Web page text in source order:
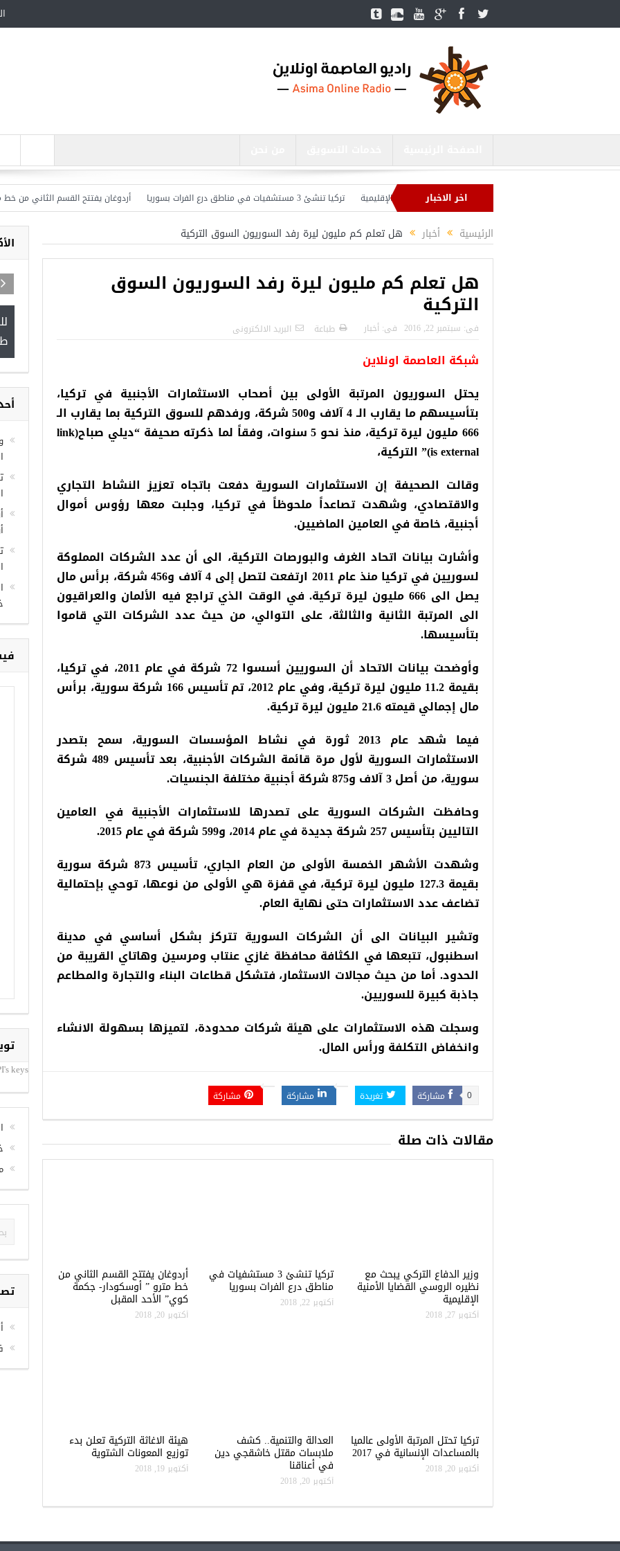
اخر الاخبار
الدفاع التركي يبحث مع نظيره الروسي القضايا الأمنية الإقليمية تركيا تنشئ 3 مستشفيات في مناطق درع الفرات بسوريا
أردوغان يفتتح القسم الثاني من خط مترو
بصدد إنهاء الاستعدادات لشنّ عملية جديدة في سوريا.. وأردوغان يحذّر
الرئيسية أخبار هل تعلم كم مليون ليرة رفد السوريون السوق التركية
هل تعلم كم مليون ليرة رفد السوريون السوق
التركية
فى: سبتمبر 22, 2016 فى: أخبار طباعة البريد الالكترونى
شبكة العاصمة اونلاين
يحتل السوريون المرتبة الأولى بين أصحاب الاستثمارات الأجنبية في تركيا،
بتأسيسهم ما يقارب الـ 4 آلاف و500 شركة، ورفدهم للسوق التركية بما يقارب الـ
666 مليون ليرة تركية، منذ نحو 5 سنوات، وفقاً لما ذكرته صحيفة “
ديلي صباح(link
is external)” التركية،
وقالت الصحيفة إن الاستثمارات السورية دفعت باتجاه تعزيز النشاط التجاري
والاقتصادي، وشهدت تصاعداً ملحوظاً في تركيا، وجلبت معها رؤوس أموال
أجنبية، خاصة في العامين الماضيين.
وأشارت بيانات اتحاد الغرف والبورصات التركية، الى أن عدد الشركات المملوكة
لسوريين في تركيا منذ عام 2011 ارتفعت لتصل إلى 4 آلاف و456 شركة، برأس مال
يصل الى 666 مليون ليرة تركية. في الوقت الذي تراجع فيه الألمان والعراقيون
الى المرتبة الثانية والثالثة، على التوالي، من حيث عدد الشركات التي قاموا
بتأسيسها.
وأوضحت بيانات الاتحاد أن السوريين أسسوا 72 شركة في عام 2011، في تركيا،
بقيمة 11.2 مليون ليرة تركية، وفي عام 2012، تم تأسيس 166 شركة سورية، برأس
مال إجمالي قيمته 21.6 مليون ليرة تركية.
فيما شهد عام 2013 ثورة في نشاط المؤسسات السورية، سمح بتصدر
الاستثمارات السورية لأول مرة قائمة الشركات الأجنبية، بعد تأسيس 489 شركة
سورية، من أصل 3 آلاف و875 شركة أجنبية مختلفة الجنسيات.
وحافظت الشركات السورية على تصدرها للاستثمارات الأجنبية في العامين
التاليين بتأسيس 257 شركة جديدة في عام 2014، و599 شركة في عام 2015.
وشهدت الأشهر الخمسة الأولى من العام الجاري، تأسيس 873 شركة سورية
بقيمة 127.3 مليون ليرة تركية، في قفزة هي الأولى من نوعها، توحي بإحتمالية
تضاعف عدد الاستثمارات حتى نهاية العام.
وتشير البيانات الى أن الشركات السورية تتركز بشكل أساسي في مدينة
اسطنبول، تتبعها في الكثافة محافظة غازي عنتاب ومرسين وهاتاي القريبة من
الحدود. أما من حيث مجالات الاستثمار، فتشكل قطاعات البناء والتجارة والمطاعم
جاذبة كبيرة للسوريين.
وسجلت هذه الاستثمارات على هيئة شركات محدودة، لتميزها بسهولة الانشاء
وانخفاض التكلفة ورأس المال.
مشاركة 0 تغريدة مشاركة مشاركة
مقالات ذات صلة
وزير الدفاع التركي يبحث مع
نظيره الروسي القضايا الأمنية
الإقليمية
أكتوبر 27, 2018
تركيا تنشئ 3 مستشفيات في
مناطق درع الفرات بسوريا
أكتوبر 22, 2018
أردوغان يفتتح القسم الثاني من
خط مترو ” أوسكودار- جكمة
كوي” الأحد المقبل
أكتوبر 20, 2018
تركيا تحتل المرتبة الأولى عالميا
بالمساعدات الإنسانية في 2017
أكتوبر 20, 2018
العدالة والتنمية.. كشف
ملابسات مقتل خاشقجي دين
في أعناقنا
أكتوبر 20, 2018
هيئة الاغاثة التركية تعلن بدء
توزيع المعونات الشتوية
أكتوبر 19, 2018
مجموعة فرص عمل للسوريين في
غازي عنتاب
“شاهد بالصور”
رسائل تحذيرية من الشرطة التركية
keys